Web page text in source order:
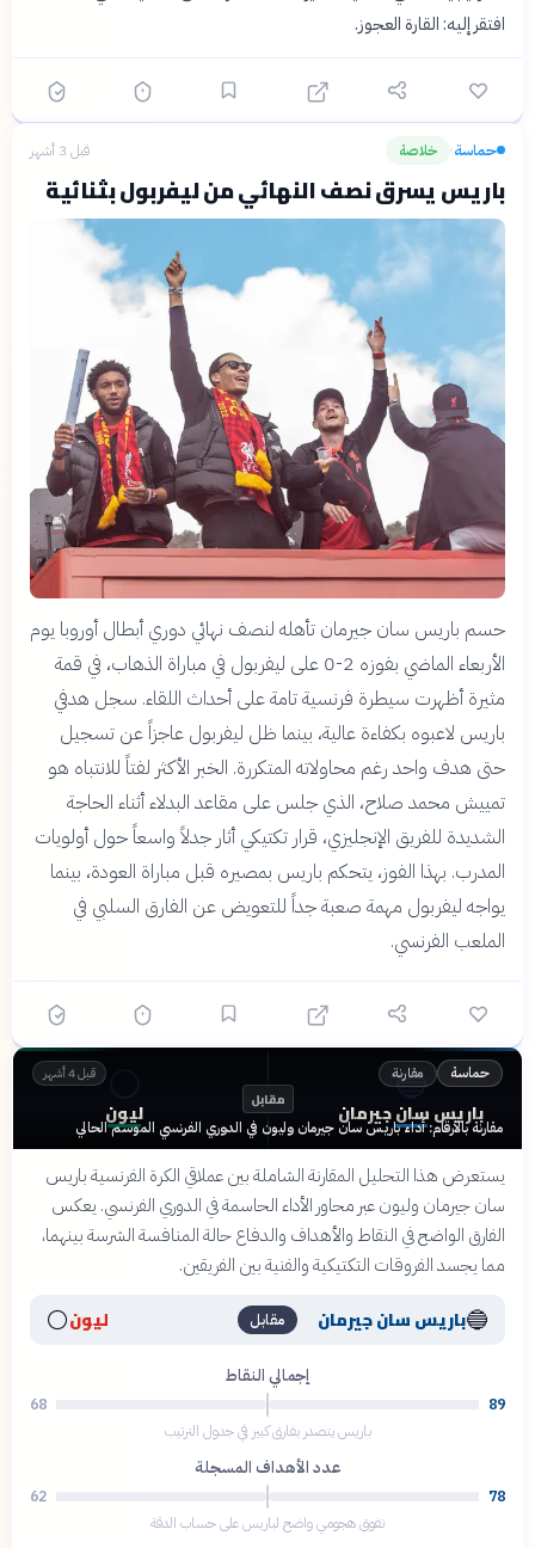
افتقر إليه: القارة العجوز.
حماسة› خلاصة قبل 3 أشهر
باريس يسرق نصف النهائي من ليفربول بثنائية
حسم باريس سان جيرمان تأهله لنصف نهائي دوري أبطال أوروبا يوم
الأربعاء الماضي بفوزه 2-0 على ليفربول في مباراة الذهاب، في قمة
مثيرة أظهرت سيطرة فرنسية تامة على أحداث اللقاء. سجل هدفي
باريس لاعبوه بكفاءة عالية، بينما ظل ليفربول عاجزاً عن تسجيل
حتى هدف واحد رغم محاولاته المتكررة. الخبر الأكثر لفتاً للانتباه هو
تمييش محمد صلاح، الذي جلس على مقاعد البدلاء أثناء الحاجة
الشديدة للفريق الإنجليزي، قرار تكتيكي أثار جدلاً واسعاً حول أولويات
المدرب. بهذا الفوز، يتحكم باريس بمصيره قبل مباراة العودة، بينما
يواجه ليفربول مهمة صعبة جداً للتعويض عن الفارق السلبي في
الملعب الفرنسي.
حماسة مقارنة قبل 4 أشهر 🔵
باريس سان جيرمان مقابل ⚪
ليون
مقارنة بالأرقام: أداء باريس سان جيرمان وليون في الدوري الفرنسي الموسم الحالي
يستعرض هذا التحليل المقارنة الشاملة بين عملاقي الكرة الفرنسية باريس
سان جيرمان وليون عبر محاور الأداء الحاسمة في الدوري الفرنسي. يعكس
الفارق الواضح في النقاط والأهداف والدفاع حالة المنافسة الشرسة بينهما،
مما يجسد الفروقات التكتيكية والفنية بين الفريقين.
🔵باريس سان جيرمان مقابل ليون⚪
إجمالي النقاط
89
68
باريس يتصدر بفارق كبير في جدول الترتيب
عدد الأهداف المسجلة
78
62
تفوق هجومي واضح لباريس على حساب الدقة